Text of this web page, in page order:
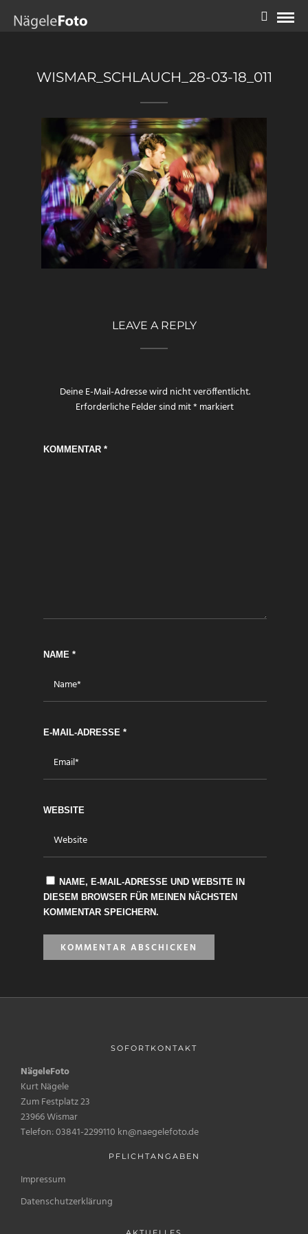
WISMAR_SCHLAUCH_28-03-18_011
LEAVE A REPLY
Deine E-Mail-Adresse wird nicht veröffentlicht.
Erforderliche Felder sind mit*markiert
KOMMENTAR *
NAME *
E-MAIL-ADRESSE *
WEBSITE
NAME, E-MAIL-ADRESSE UND WEBSITE IN
DIESEM BROWSER FÜR MEINEN NÄCHSTEN
KOMMENTAR SPEICHERN.
SOFORTKONTAKT
NägeleFoto
Kurt Nägele
Zum Festplatz 23
23966 Wismar
Telefon: 03841-2299110 kn@naegelefoto.de
PFLICHTANGABEN
Impressum
Datenschutzerklärung